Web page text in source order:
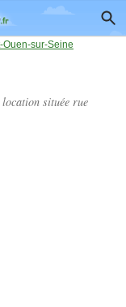
Ouen-sur-Seine
située rue